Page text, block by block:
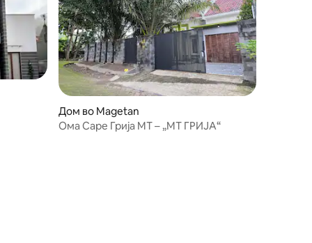
Дом во Magetan
Ома Саре Грија МТ – „МТ ГРИЈА“